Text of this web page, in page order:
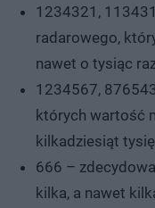
1234321,
radarowego,
nawet o tysiąc
1234567,
których wartość
kilkadziesiąt
666 –
kilka, a nawet